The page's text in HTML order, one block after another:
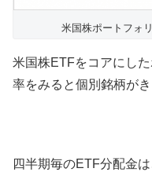
米国株ポートフォ
米国株ETFをコアにし
率をみると個別銘柄が
四半期毎のETF分配金